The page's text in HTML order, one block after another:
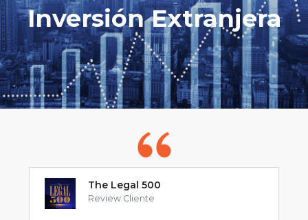
Inversión Extranjera
The Legal 500
Review Cliente